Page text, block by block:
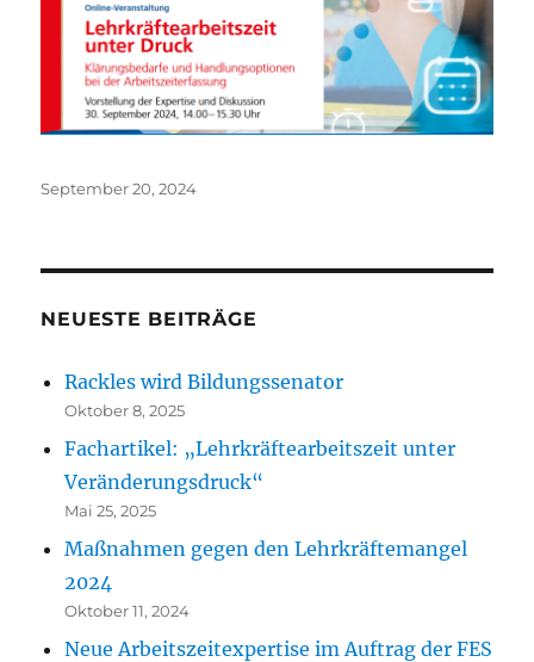
Veröffentlicht
September 20, 2024
NEUESTE BEITRÄGE
Rackles wird Bildungssenator
Oktober 8, 2025
Fachartikel: „Lehrkräftearbeitszeit unter
Veränderungsdruck“
Mai 25, 2025
Maßnahmen gegen den Lehrkräftemangel
2024
Oktober 11, 2024
Neue Arbeitszeitexpertise im Auftrag der FES